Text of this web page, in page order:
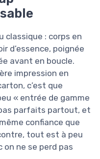
classique : corps en
d’essence, poignée
avant en boucle.
impression en
c’est que
« entrée de gamme
parfaits partout, et
confiance que
tout est à peu
on ne se perd pas